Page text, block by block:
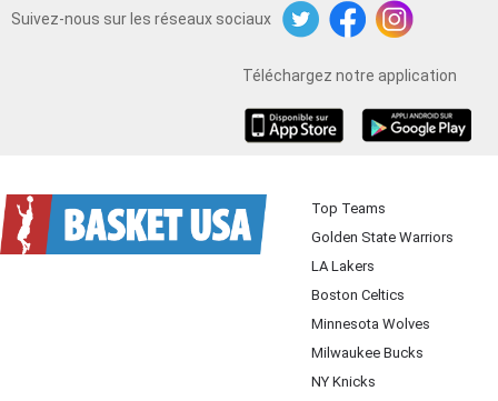
Suivez-nous sur les réseaux sociaux
TwitterFacebookInstagram
Téléchargez notre application
Top Teams
Golden State Warriors
LA Lakers
Boston Celtics
Minnesota Wolves
Milwaukee Bucks
NY Knicks